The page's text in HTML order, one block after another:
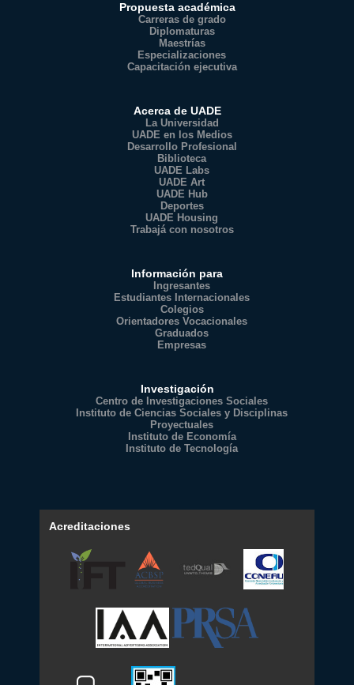
Propuesta académica
Carreras de grado
Diplomaturas
Maestrías
Especializaciones
Capacitación ejecutiva
Acerca de UADE
La Universidad
UADE en los Medios
Desarrollo Profesional
Biblioteca
UADE Labs
UADE Art
UADE Hub
Deportes
UADE Housing
Trabajá con nosotros
Información para
Ingresantes
Estudiantes Internacionales
Colegios
Orientadores Vocacionales
Graduados
Empresas
Investigación
Centro de Investigaciones Sociales
Instituto de Ciencias Sociales y Disciplinas
Proyectuales
Instituto de Economía
Instituto de Tecnología
Acreditaciones